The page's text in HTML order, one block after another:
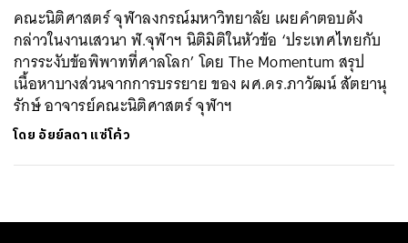
คณะนิติศาสตร์ จุฬาลงกรณ์มหาวิทยาลัย เผยคำตอบดัง
กล่าวในงานเสวนา ฬ.จุฬาฯ นิติมิติในหัวข้อ ‘ประเทศไทยกับ
การระงับข้อพิพาทที่ศาลโลก’ โดย The Momentum สรุป
เนื้อหาบางส่วนจากการบรรยาย ของ ผศ.ดร.ภาวัฒน์ สัตยานุ
รักษ์ อาจารย์คณะนิติศาสตร์ จุฬาฯ
โดย อัยย์ลดา แซ่โค้ว